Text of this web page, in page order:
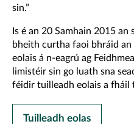
sin.”
Is é an 20 Samhain 2015
bheith curtha faoi bhráid
eolais á n-eagrú ag
limistéir sin go luath sna
féidir tuilleadh eolais a fháil
Tuilleadh eolas